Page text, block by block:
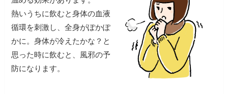
熱いうちに飲むと身体の血液
循環を刺激し、全身がぽかぽ
かに。身体が冷えたかな？と
思った時に飲むと、風邪の予
防になります。